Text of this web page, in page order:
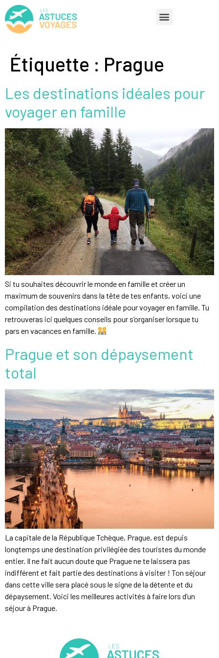
Étiquette : Prague
Les destinations idéales pour
voyager en famille
Si tu souhaites découvrir le monde en famille et créer un
maximum de souvenirs dans la tête de tes enfants, voici une
compilation des destinations idéale pour voyager en famille. Tu
retrouveras ici quelques conseils pour s’organiser lorsque tu
pars en vacances en famille.
Prague et son dépaysement
total
La capitale de la République Tchèque, Prague, est depuis
longtemps une destination privilégiée des touristes du monde
entier. Il ne fait aucun doute que Prague ne te laissera pas
indifférent et fait partie des destinations à visiter ! Ton séjour
dans cette ville sera placé sous le signe de la détente et du
dépaysement. Voici les meilleures activités à faire lors d’un
séjour à Prague.